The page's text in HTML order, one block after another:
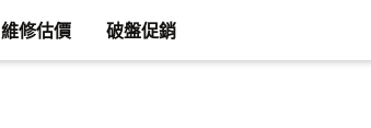
維修估價 破盤促銷